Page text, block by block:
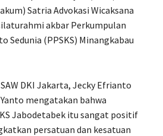
Satria Advokasi Wicaksana
akbar Perkumpulan
Sedunia (PPSKS) Minangkabau
DKI Jakarta, Jecky Efrianto
mengatakan bahwa
Jabodetabek itu sangat positif
persatuan dan kesatuan